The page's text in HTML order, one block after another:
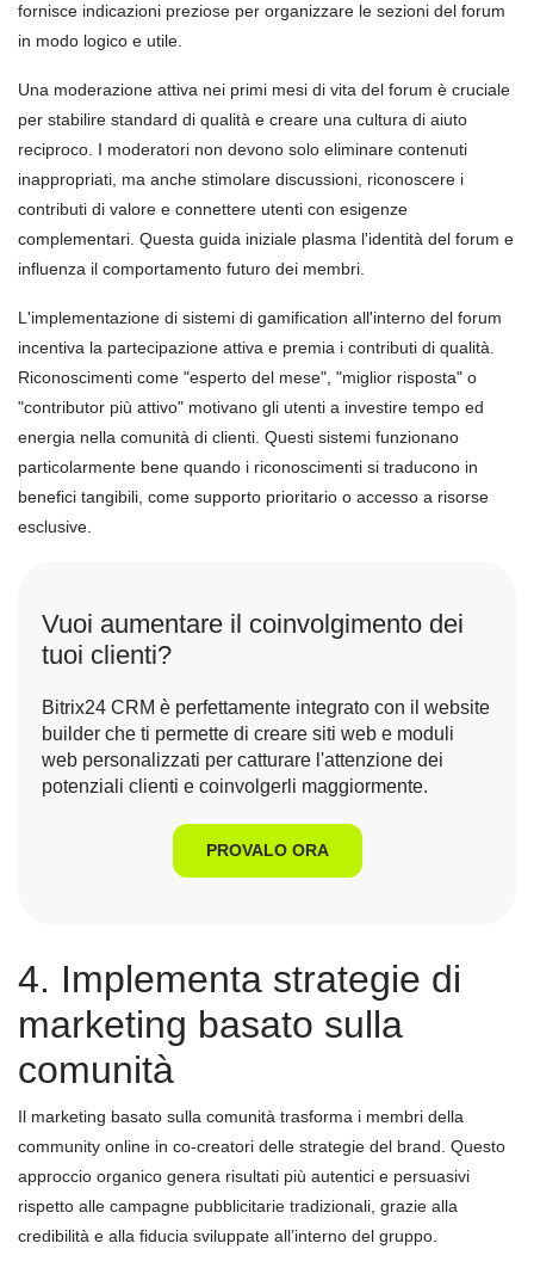
fornisce indicazioni preziose per organizzare le sezioni del forum
in modo logico e utile.
Una moderazione attiva nei primi mesi di vita del forum è cruciale
per stabilire standard di qualità e creare una cultura di aiuto
reciproco. I moderatori non devono solo eliminare contenuti
inappropriati, ma anche stimolare discussioni, riconoscere i
contributi di valore e connettere utenti con esigenze
complementari. Questa guida iniziale plasma l'identità del forum e
influenza il comportamento futuro dei membri.
L'implementazione di sistemi di gamification all'interno del forum
incentiva la partecipazione attiva e premia i contributi di qualità.
Riconoscimenti come "esperto del mese", "miglior risposta" o
"contributor più attivo" motivano gli utenti a investire tempo ed
energia nella comunità di clienti. Questi sistemi funzionano
particolarmente bene quando i riconoscimenti si traducono in
benefici tangibili, come supporto prioritario o accesso a risorse
esclusive.
Vuoi aumentare il coinvolgimento dei
tuoi clienti?
Bitrix24 CRM è perfettamente integrato con il website
builder che ti permette di creare siti web e moduli
web personalizzati per catturare l'attenzione dei
potenziali clienti e coinvolgerli maggiormente.
PROVALO ORA
4. Implementa strategie di
marketing basato sulla
comunità
Il marketing basato sulla comunità trasforma i membri della
community online in co-creatori delle strategie del brand. Questo
approccio organico genera risultati più autentici e persuasivi
rispetto alle campagne pubblicitarie tradizionali, grazie alla
credibilità e alla fiducia sviluppate all’interno del gruppo.